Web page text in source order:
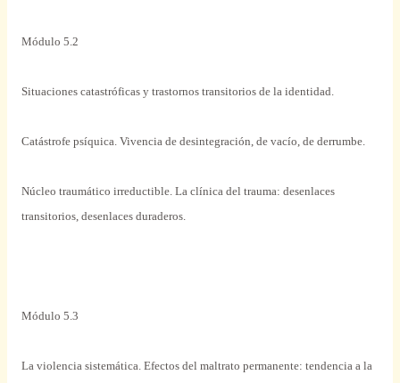
Módulo 5.2
Situaciones catastróficas y trastornos transitorios de la identidad.
Catástrofe psíquica. Vivencia de desintegración, de vacío, de derrumbe.
Núcleo traumático irreductible. La clínicadel trauma: desenlaces
transitorios, desenlacesduraderos.
Módulo 5.3
La violencia sistemática. Efectos del maltrato permanente: tendencia a la